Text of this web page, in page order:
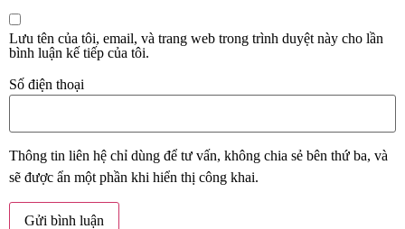
Lưu tên của tôi, email, và trang web trong trình duyệt này cho lần
bình luận kế tiếp của tôi.
Số điện thoại
Thông tin liên hệ chỉ dùng để tư vấn, không chia sẻ bên thứ ba, và
sẽ được ẩn một phần khi hiển thị công khai.